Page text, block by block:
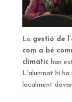
La gestió de
com a bé
climàtichan
L’alumnat hi
localment